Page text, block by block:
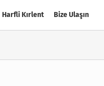
Harfli Kırlent Bize Ulaşın